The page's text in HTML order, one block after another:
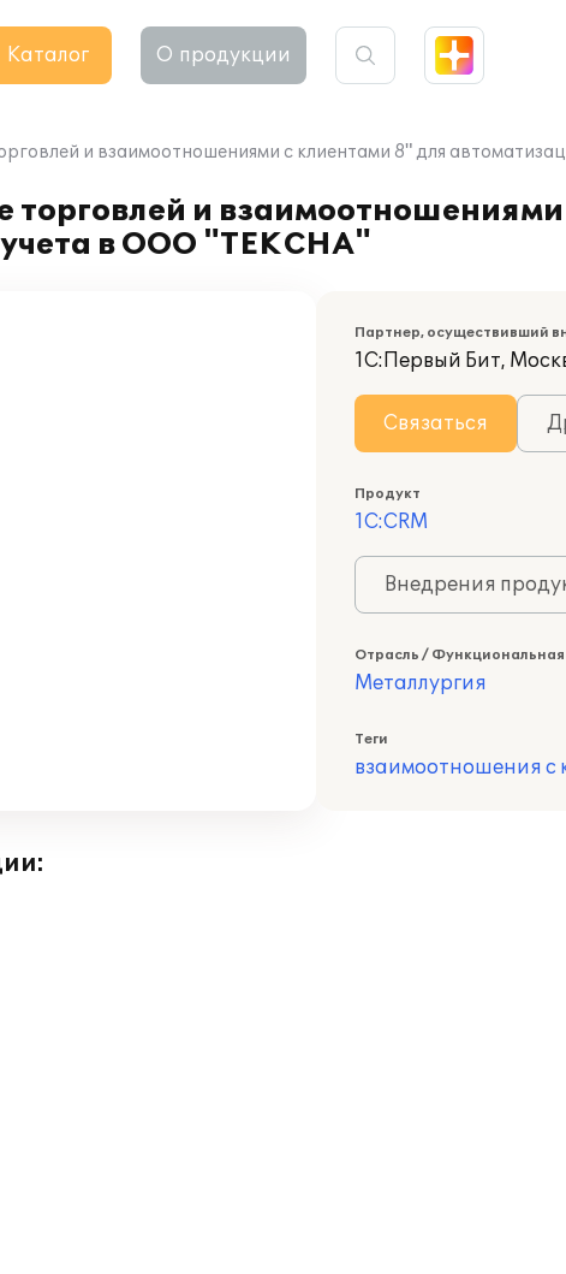
Каталог О продукции
и взаимоотношениями с клиентами 8" для
и взаимоотношениями
учета в ООО "ТЕКСНА"
Партнер, осуществивший
1С:Первый Бит,
Связаться
Продукт
1С:CRM
Внедрения
Отрасль / Функциональная
Металлургия
Теги
взаимоотношения с